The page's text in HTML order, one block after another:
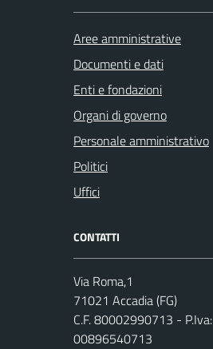
Aree amministrative
Documenti e dati
Enti e fondazioni
Organi di governo
Personale amministrativo
Politici
Uffici
CONTATTI
Via Roma,1
71021 Accadia (FG)
C.F. 80002990713 - P.Iva:
00896540713